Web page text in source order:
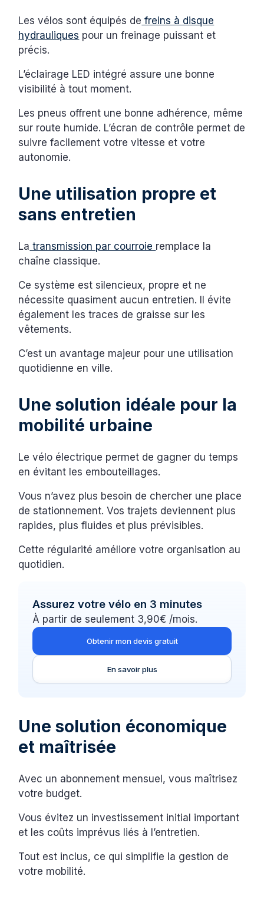
Les vélos sont équipés de freins à disque
hydrauliques pour un freinage puissant et
précis.
L’éclairage LED intégré assure une bonne
visibilité à tout moment.
Les pneus offrent une bonne adhérence, même
sur route humide. L’écran de contrôle permet de
suivre facilement votre vitesse et votre
autonomie.
Une utilisation propre et
sans entretien
La transmission par courroie remplace la
chaîne classique.
Ce système est silencieux, propre et ne
nécessite quasiment aucun entretien. Il évite
également les traces de graisse sur les
vêtements.
C’est un avantage majeur pour une utilisation
quotidienne en ville.
Une solution idéale pour la
mobilité urbaine
Le vélo électrique permet de gagner du temps
en évitant les embouteillages.
Vous n’avez plus besoin de chercher une place
de stationnement. Vos trajets deviennent plus
rapides, plus fluides et plus prévisibles.
Cette régularité améliore votre organisation au
quotidien.
Assurez votre vélo en 3 minutes
À partir de seulement 3,90€ /mois.
Obtenir mon devis gratuit
En savoir plus
Une solution économique
et maîtrisée
Avec un abonnement mensuel, vous maîtrisez
votre budget.
Vous évitez un investissement initial important
et les coûts imprévus liés à l’entretien.
Tout est inclus, ce qui simplifie la gestion de
votre mobilité.